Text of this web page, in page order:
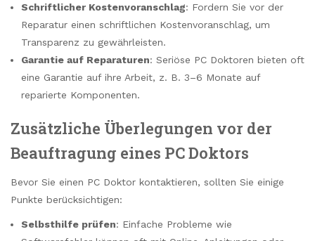
Schriftlicher Kostenvoranschlag: Fordern Sie vor der
Reparatur einen schriftlichen Kostenvoranschlag, um
Transparenz zu gewährleisten.
Garantie auf Reparaturen: Seriöse PC Doktoren bieten oft
eine Garantie auf ihre Arbeit, z. B. 3–6 Monate auf
reparierte Komponenten.
Zusätzliche Überlegungen vor der
Beauftragung eines PC Doktors
Bevor Sie einen PC Doktor kontaktieren, sollten Sie einige
Punkte berücksichtigen:
Selbsthilfe prüfen: Einfache Probleme wie